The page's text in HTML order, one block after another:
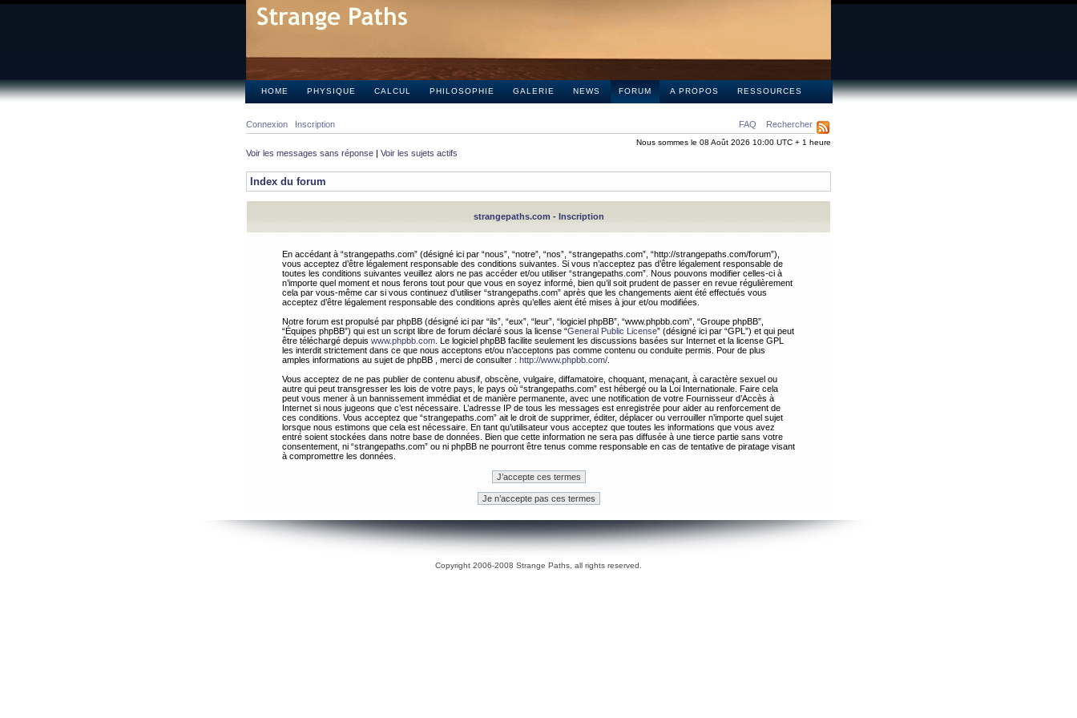
HOME PHYSIQUE CALCUL PHILOSOPHIE GALERIE NEWS FORUM A PROPOS RESSOURCES
FAQ Rechercher
Connexion Inscription
Nous sommes le 08 Août 2026 10:00 UTC + 1 heure
Voir les messages sans réponse | Voir les sujets actifs
Index du forum
strangepaths.com - Inscription
En accédant à “strangepaths.com” (désigné ici par “nous”, “notre”, “nos”, “strangepaths.com”, “http://strangepaths.com/forum”),
vous acceptez d’être légalement responsable des conditions suivantes. Si vous n’acceptez pas d’être légalement responsable de
toutes les conditions suivantes veuillez alors ne pas accéder et/ou utiliser “strangepaths.com”. Nous pouvons modifier celles-ci à
n’importe quel moment et nous ferons tout pour que vous en soyez informé, bien qu’il soit prudent de passer en revue régulièrement
cela par vous-même car si vous continuez d’utiliser “strangepaths.com” après que les changements aient été effectués vous
acceptez d’être légalement responsable des conditions après qu’elles aient été mises à jour et/ou modifiées.
Notre forum est propulsé par phpBB (désigné ici par “ils”, “eux”, “leur”, “logiciel phpBB”, “www.phpbb.com”, “Groupe phpBB”,
“Équipes phpBB”) qui est un script libre de forum déclaré sous la license “General Public License” (désigné ici par “GPL”) et qui peut
être téléchargé depuis www.phpbb.com . Le logiciel phpBB facilite seulement les discussions basées sur Internet et la license GPL
les interdit strictement dans ce que nous acceptons et/ou n’acceptons pas comme contenu ou conduite permis. Pour de plus
amples informations au sujet de phpBB , merci de consulter : http://www.phpbb.com/
Vous acceptez de ne pas publier de contenu abusif, obscène, vulgaire, diffamatoire, choquant, menaçant, à caractère sexuel ou
autre qui peut transgresser les lois de votre pays, le pays où “strangepaths.com” est hébergé ou la Loi Internationale. Faire cela
peut vous mener à un bannissement immédiat et de manière permanente, avec une notification de votre Fournisseur d’Accès à
Internet si nous jugeons que c’est nécessaire. L’adresse IP de tous les messages est enregistrée pour aider au renforcement de
ces conditions. Vous acceptez que “strangepaths.com” ait le droit de supprimer, éditer, déplacer ou verrouiller n’importe quel sujet
lorsque nous estimons que cela est nécessaire. En tant qu’utilisateur vous acceptez que toutes les informations que vous avez
entré soient stockées dans notre base de données. Bien que cette information ne sera pas diffusée à une tierce partie sans votre
consentement, ni “strangepaths.com” ou ni phpBB ne pourront être tenus comme responsable en cas de tentative de piratage visant
à compromettre les données.
Copyright 2006-2008 Strange Paths, all rights reserved.